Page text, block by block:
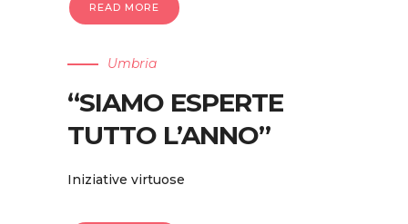
READ MORE
Umbria
“SIAMO ESPERTE
TUTTO L’ANNO”
Iniziative virtuose